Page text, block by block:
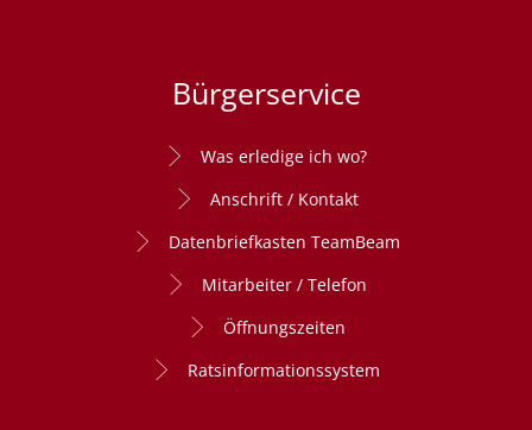
Bürgerservice
Was erledige ich wo?
Anschrift / Kontakt
Datenbriefkasten TeamBeam
Mitarbeiter / Telefon
Öffnungszeiten
Ratsinformationssystem